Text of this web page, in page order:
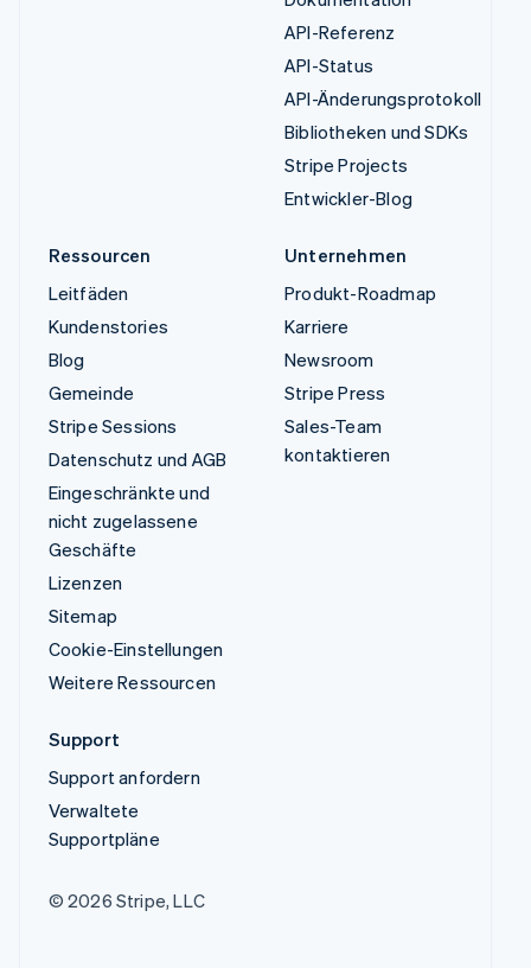
API-Referenz
API-Status
API-Änderungsprotokoll
Bibliotheken und SDKs
Stripe Projects
Entwickler-Blog
Ressourcen
Leitfäden
Kundenstories
Blog
Gemeinde
Stripe Sessions
Datenschutz und AGB
Eingeschränkte und
nicht zugelassene
Geschäfte
Lizenzen
Sitemap
Cookie-Einstellungen
Weitere Ressourcen
Unternehmen
Produkt-Roadmap
Karriere
Newsroom
Stripe Press
Sales-Team
kontaktieren
Support
Support anfordern
Verwaltete
Supportpläne
© 2026 Stripe, LLC